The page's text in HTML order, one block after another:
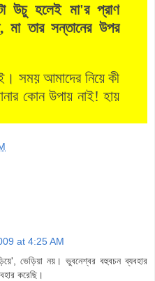
উচু হলেই মা'র প্রাণ
মা তার সন্তানের উপর
সময় আমাদের নিয়ে কী
কোন উপায় নাই! হায়
at 4:25 AM
ভেড়িয়া নয়। ভুবনেশ্বর বহুবচন ব্যবহার
করেছি।